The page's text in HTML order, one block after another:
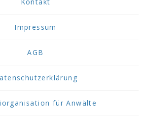
Impressum
AGB
für Anwälte